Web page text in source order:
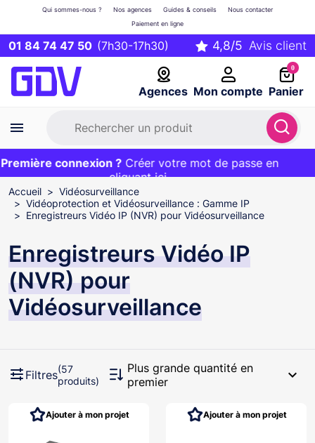
01 84 74 47 50 (7h30-17h30)
Agences Mon compte
Qui sommes-nous ? Nos agences Guides & conseils
Nous contacter
Paiement en ligne
0
Panier
Première commande ?20€ OFFERT sur votre panier
et livraison 24/48h gratuite avec le codeBIENVENUE
connexion ?Créer votre mot de passe en
cliquant ici
EXCLU WEB :
Accueil
Vidéosurveillance
Vidéoprotection et Vidéosurveillance : Gamme IP
Enregistreurs Vidéo IP (NVR) pour Vidéosurveillance
Enregistreurs Vidéo IP
(NVR) pour
Vidéosurveillance
Filtres(57
produits)
Plus grande quantité en
premier
expand_more
Ajouter à mon projet Ajouter à mon projet